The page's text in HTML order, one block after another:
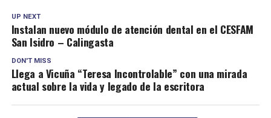
UP NEXT
Instalan nuevo módulo de atención dental en el CESFAM
San Isidro – Calingasta
DON'T MISS
Llega a Vicuña “Teresa Incontrolable” con una mirada
actual sobre la vida y legado de la escritora